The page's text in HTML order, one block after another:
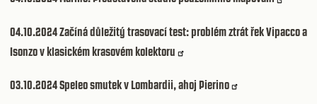
04.10.2024Začíná důležitý trasovací test: problém ztrát řek Vipacco a
Isonzo v klasickém krasovém kolektoru
03.10.2024Speleo smutek v Lombardii, ahoj Pierino